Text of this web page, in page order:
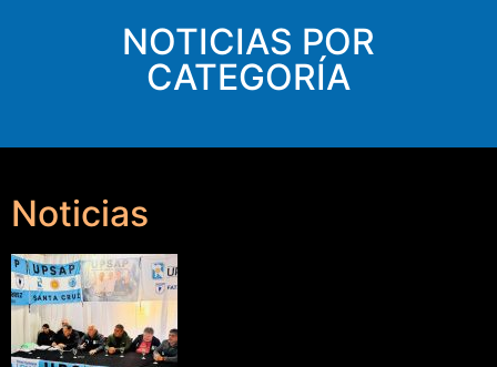
NOTICIAS POR
CATEGORÍA
Noticias